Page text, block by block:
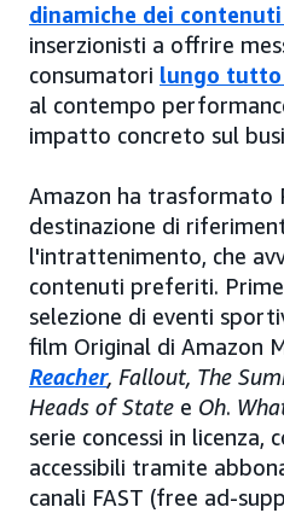
dinamiche dei
inserzionisti a offrire
consumatori lungo
al contempo
impatto concreto sul
Amazon ha trasformato
destinazione di
l'intrattenimento, che
contenuti preferiti.
selezione di eventi
film Original di Amazon
Reacher, Fallout, The
Heads of State e Oh.
serie concessi in
accessibili tramite
canali FAST (free ad-